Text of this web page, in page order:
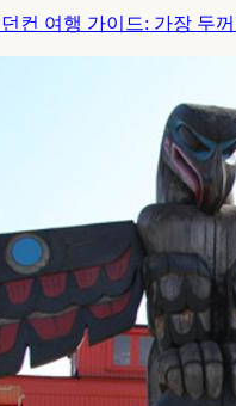
컨 여행 가이드: 가장 두